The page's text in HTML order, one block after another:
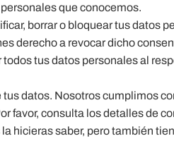
que conocemos.
borrar o bloquear tus datos
derecho a revocar dicho
tus datos personales al
datos. Nosotros cumplimos
favor, consulta los detalles de
hicieras saber, pero también